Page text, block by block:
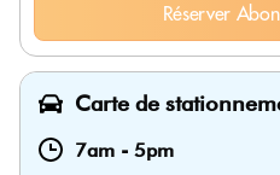
Réserver
Carte de
7am - 5pm